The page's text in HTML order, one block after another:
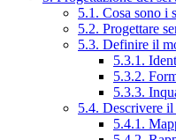
5.1. Cosa sono i
5.2. Progettare
5.3. Definire il
5.3.1.
5.3.2.
5.3.3.
5.4. Descrivere
5.4.1.